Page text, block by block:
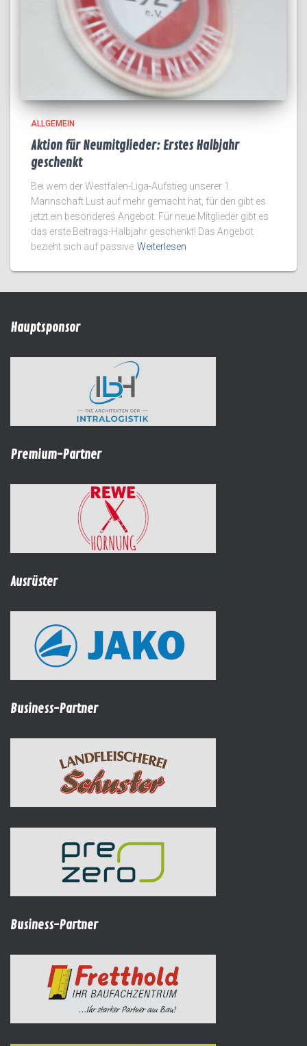
ALLGEMEIN
Aktion für Neumitglieder: Erstes Halbjahr
geschenkt
Bei wem der Westfalen-Liga-Aufstieg unserer 1.
Mannschaft Lust auf mehr gemacht hat, für den gibt es
jetzt ein besonderes Angebot: Für neue Mitglieder gibt es
das erste Beitrags-Halbjahr geschenkt! Das Angebot
bezieht sich auf passive Weiterlesen
Hauptsponsor
Premium-Partner
Ausrüster
Business-Partner
Business-Partner